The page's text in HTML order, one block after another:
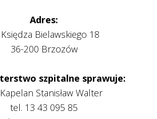
Adres:
Bielawskiego 18
36-200 Brzozów
szpitalne sprawuje:
Stanisław Walter
tel. 13 43 095 85